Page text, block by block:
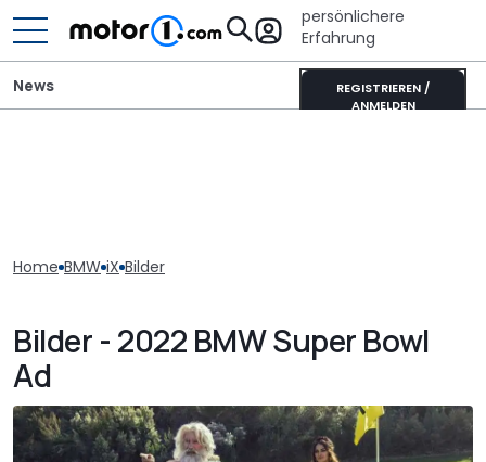
persönlichere
Erfahrung
REGISTRIEREN /
ANMELDEN
News
Home BMW iX Bilder
Bilder - 2022 BMW Super Bowl
Ad